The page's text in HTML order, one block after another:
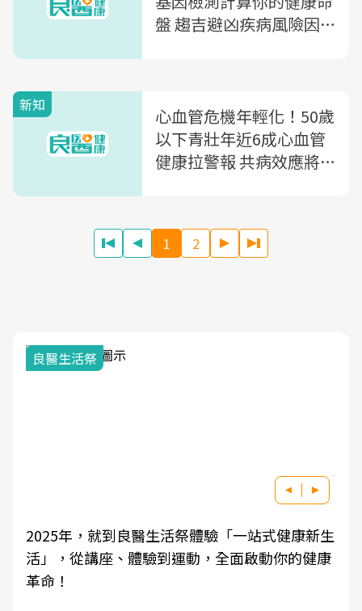
盤 趨吉避凶疾病風險因
新知
心血管危機年輕化！50歲
以下青壯年近6成心血管
健康拉警報 共病效應將
1 2
我與健康韌性的距離
良醫健康網從「換季的身體變化」出發，透過醫
學觀點與日常感受的對話，建立對亞健康的認
知，進而引導實際的改善行動。